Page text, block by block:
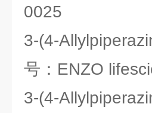
0025
3-(4-
号：ENZO
3-(4-